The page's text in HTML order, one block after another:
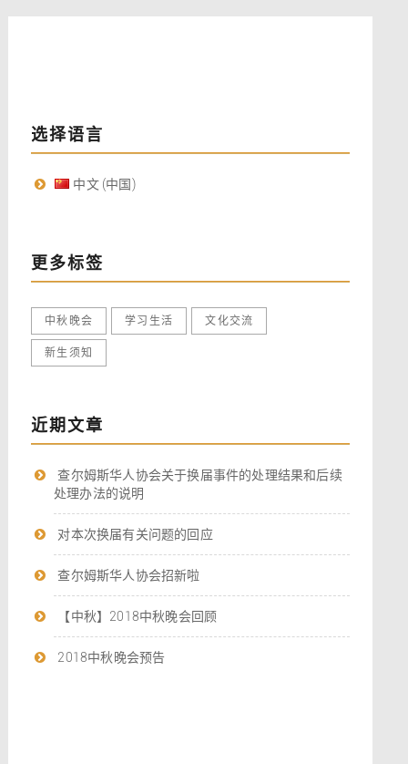
选择语言
中文 (中国)
更多标签
中秋晚会 学习生活 文化交流
新生须知
近期文章
查尔姆斯华人协会关于换届事件的处理结果和后续
处理办法的说明
对本次换届有关问题的回应
查尔姆斯华人协会招新啦
【中秋】2018中秋晚会回顾
2018中秋晚会预告